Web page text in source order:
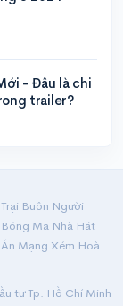
- Đâu là chi
trailer?
Trại Buôn Người
Bóng Ma Nhà Hát
Án Mạng Xém Hoàn Hảo
tư Tp. Hồ Chí Minh